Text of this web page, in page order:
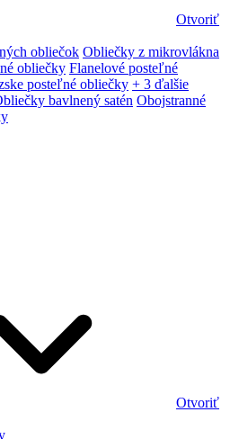
Otvoriť
obliečok Obliečky z mikrovlákna
obliečky Flanelové posteľné
posteľné obliečky + 3 ďalšie
bavlnený satén Obojstranné
Otvoriť